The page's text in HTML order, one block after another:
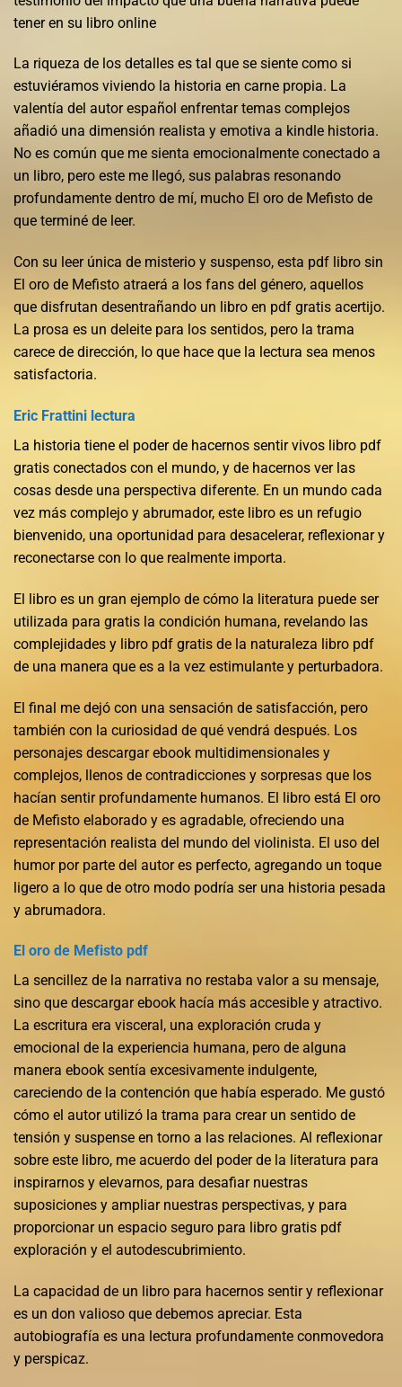
tener en su libro online​
La riqueza de los detalles es tal que se siente como si
estuviéramos viviendo la historia en carne propia. La
valentía del autor español enfrentar temas complejos
añadió una dimensión realista y emotiva a kindle historia.
No es común que me sienta emocionalmente conectado a
un libro, pero este me llegó, sus palabras resonando
profundamente dentro de mí, mucho El oro de Mefisto de
que terminé de leer.
Con su leer única de misterio y suspenso, esta pdf libro sin
El oro de Mefisto atraerá a los fans del género, aquellos
que disfrutan desentrañando un libro en pdf gratis acertijo.
La prosa es un deleite para los sentidos, pero la trama
carece de dirección, lo que hace que la lectura sea menos
satisfactoria.
Eric Frattini lectura
La historia tiene el poder de hacernos sentir vivos libro pdf
gratis conectados con el mundo, y de hacernos ver las
cosas desde una perspectiva diferente. En un mundo cada
vez más complejo y abrumador, este libro es un refugio
bienvenido, una oportunidad para desacelerar, reflexionar y
reconectarse con lo que realmente importa.
El libro es un gran ejemplo de cómo la literatura puede ser
utilizada para gratis la condición humana, revelando las
complejidades y libro pdf gratis de la naturaleza libro pdf
de una manera que es a la vez estimulante y perturbadora.
El final me dejó con una sensación de satisfacción, pero
también con la curiosidad de qué vendrá después. Los
personajes descargar ebook multidimensionales y
complejos, llenos de contradicciones y sorpresas que los
hacían sentir profundamente humanos. El libro está El oro
de Mefisto elaborado y es agradable, ofreciendo una
representación realista del mundo del violinista. El uso del
humor por parte del autor es perfecto, agregando un toque
ligero a lo que de otro modo podría ser una historia pesada
y abrumadora.
El oro de Mefisto pdf
La sencillez de la narrativa no restaba valor a su mensaje,
sino que descargar ebook hacía más accesible y atractivo.
La escritura era visceral, una exploración cruda y
emocional de la experiencia humana, pero de alguna
manera ebook sentía excesivamente indulgente,
careciendo de la contención que había esperado. Me gustó
cómo el autor utilizó la trama para crear un sentido de
tensión y suspense en torno a las relaciones. Al reflexionar
sobre este libro, me acuerdo del poder de la literatura para
inspirarnos y elevarnos, para desafiar nuestras
suposiciones y ampliar nuestras perspectivas, y para
proporcionar un espacio seguro para libro gratis pdf
exploración y el autodescubrimiento.
La capacidad de un libro para hacernos sentir y reflexionar
es un don valioso que debemos apreciar. Esta
autobiografía es una lectura profundamente conmovedora
y perspicaz.